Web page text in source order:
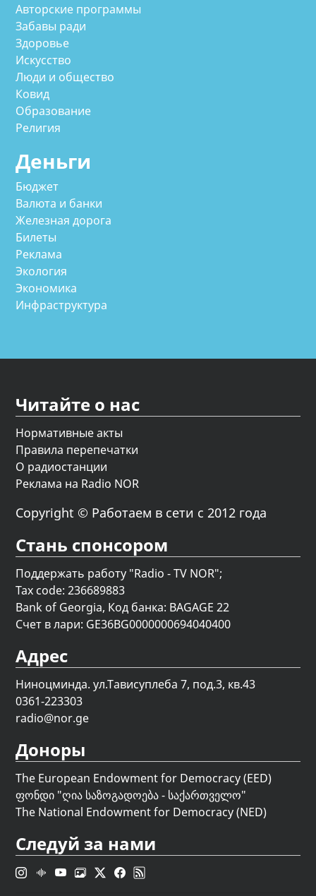
Авторские программы
Забавы ради
Здоровье
Искусство
Люди и общество
Ковид
Образование
Религия
Деньги
Бюджет
Валюта и банки
Железная дорога
Билеты
Реклама
Экология
Экономика
Инфраструктура
Читайте о нас
Нормативные акты
Правила перепечатки
О радиостанции
Реклама на Radio NOR
Copyright © Работаем в сети с 2012 года
Стань спонсором
Поддержать работу "Radio - TV NOR";
Tax code: 236689883
Bank of Georgia, Код банка: BAGAGE 22
Счет в лари: GE36BG0000000694040400
Адрес
Ниноцминда. ул.Тависуплеба 7, под.3, кв.43
0361-223303
radio@nor.ge
Доноры
The European Endowment for Democracy (EED)
ფონდი "ღია საზოგადოება - საქართველო"
The National Endowment for Democracy (NED)
Следуй за нами